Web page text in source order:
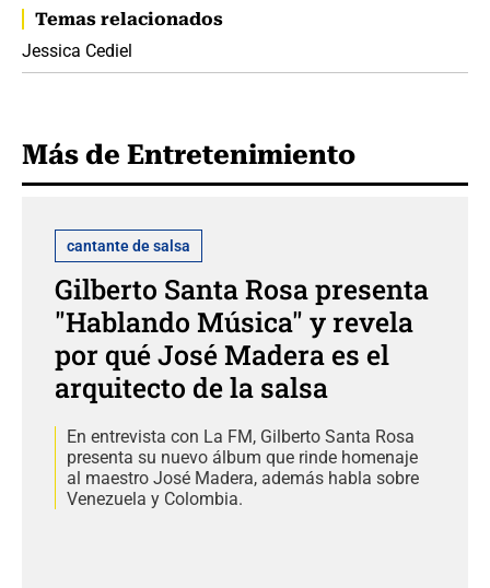
Temas relacionados
Jessica Cediel
Más de Entretenimiento
cantante de salsa
Gilberto Santa Rosa presenta
"Hablando Música" y revela
por qué José Madera es el
arquitecto de la salsa
En entrevista con La FM, Gilberto Santa Rosa
presenta su nuevo álbum que rinde homenaje
al maestro José Madera, además habla sobre
Venezuela y Colombia.